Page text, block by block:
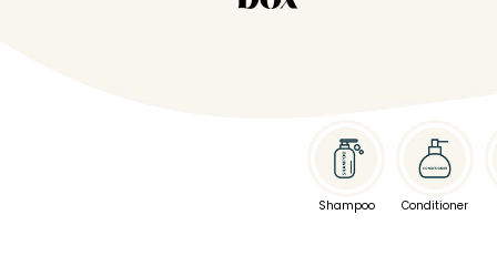
Shampoo Conditioner